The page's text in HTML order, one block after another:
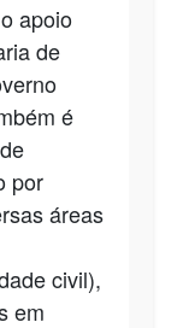
apoio
de
é
por
áreas
civil),
em